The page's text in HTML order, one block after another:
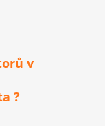
v
?